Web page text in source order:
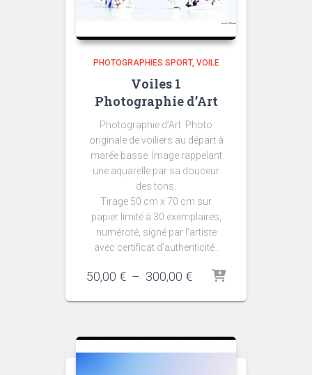
PHOTOGRAPHIES SPORT VOILE
Voiles 1
Photographie d’Art
Photographie d’Art. Photo
originale de voiliers au départ à
marée basse. Image rappelant
une aquarelle par sa douceur
des tons.
Tirage 50 cm x 70 cm sur
papier limité à 30 exemplaires,
numéroté, signé par l’artiste
avec certificat d’authenticité .
50,00 € – 300,00 €Plage
prix :
à